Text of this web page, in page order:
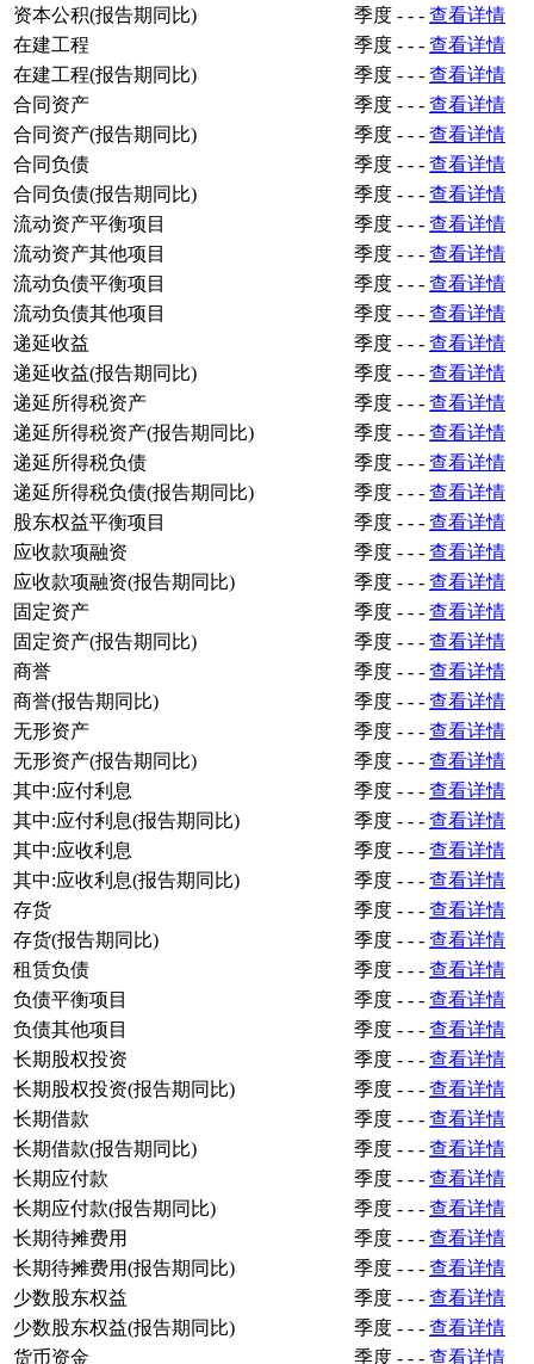
资本公积(报告期同比)
季度 - - - 查看详情
在建工程
季度 - - - 查看详情
在建工程(报告期同比)
季度 - - - 查看详情
合同资产
季度 - - - 查看详情
合同资产(报告期同比)
季度 - - - 查看详情
合同负债
季度 - - - 查看详情
合同负债(报告期同比)
季度 - - - 查看详情
流动资产平衡项目
季度 - - - 查看详情
流动资产其他项目
季度 - - - 查看详情
流动负债平衡项目
季度 - - - 查看详情
流动负债其他项目
季度 - - - 查看详情
递延收益
季度 - - - 查看详情
递延收益(报告期同比)
季度 - - - 查看详情
递延所得税资产
季度 - - - 查看详情
递延所得税资产(报告期同比)
季度 - - - 查看详情
递延所得税负债
季度 - - - 查看详情
递延所得税负债(报告期同比)
季度 - - - 查看详情
股东权益平衡项目
季度 - - - 查看详情
应收款项融资
季度 - - - 查看详情
应收款项融资(报告期同比)
季度 - - - 查看详情
固定资产
季度 - - - 查看详情
固定资产(报告期同比)
季度 - - - 查看详情
商誉
季度 - - - 查看详情
商誉(报告期同比)
季度 - - - 查看详情
无形资产
季度 - - - 查看详情
无形资产(报告期同比)
季度 - - - 查看详情
其中:应付利息
季度 - - - 查看详情
其中:应付利息(报告期同比)
季度 - - - 查看详情
其中:应收利息
季度 - - - 查看详情
其中:应收利息(报告期同比)
季度 - - - 查看详情
存货
季度 - - - 查看详情
存货(报告期同比)
季度 - - - 查看详情
租赁负债
季度 - - - 查看详情
负债平衡项目
季度 - - - 查看详情
负债其他项目
季度 - - - 查看详情
长期股权投资
季度 - - - 查看详情
长期股权投资(报告期同比)
季度 - - - 查看详情
长期借款
季度 - - - 查看详情
长期借款(报告期同比)
季度 - - - 查看详情
长期应付款
季度 - - - 查看详情
长期应付款(报告期同比)
季度 - - - 查看详情
长期待摊费用
季度 - - - 查看详情
长期待摊费用(报告期同比)
季度 - - - 查看详情
少数股东权益
季度 - - - 查看详情
少数股东权益(报告期同比)
季度 - - - 查看详情
货币资金
季度 - - - 查看详情